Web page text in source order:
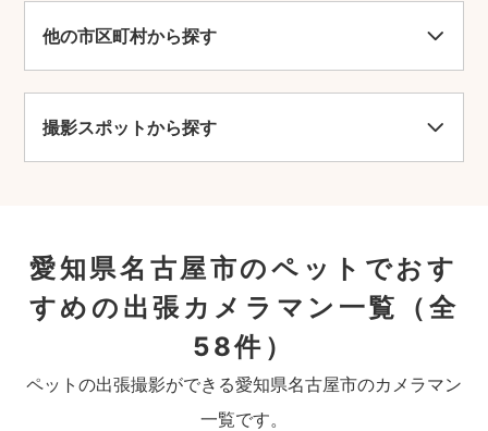
他の市区町村から探す
撮影スポットから探す
愛知県名古屋市のペットでおす
すめの出張カメラマン一覧
（全
58件）
ペットの出張撮影ができる愛知県名古屋市のカメラマン
一覧です。